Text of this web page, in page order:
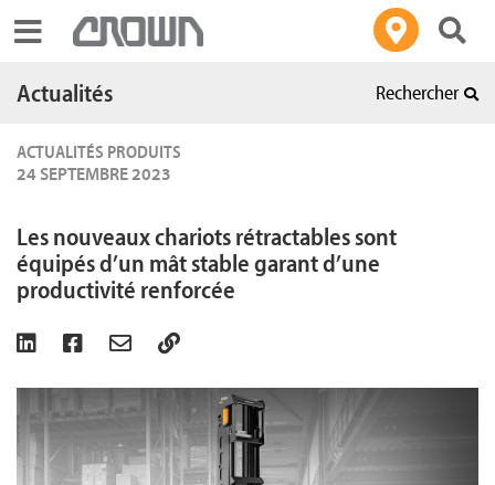
Toggle navigation
Actualités Rechercher
ACTUALITÉS PRODUITS
24 SEPTEMBRE 2023
Les nouveaux chariots rétractables sont
équipés d’un mât stable garant d’une
productivité renforcée